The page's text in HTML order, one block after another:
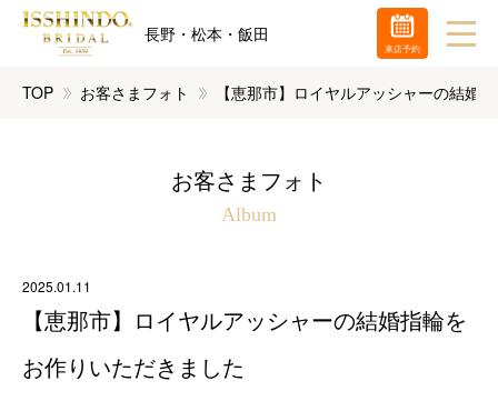
長野・松本・飯田
TOP お客さまフォト 【恵那市】ロイヤルアッシャーの結婚
お客さまフォト
Album
2025.01.11
【恵那市】ロイヤルアッシャーの結婚指輪を
お作りいただきました
来店予約